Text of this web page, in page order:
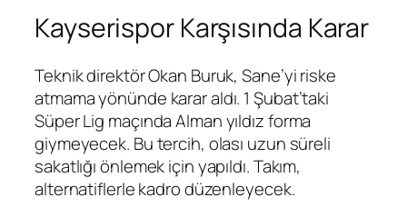
Kayserispor Karşısında Karar
Teknik direktör Okan Buruk, Sane’yi riske
atmama yönünde karar aldı. 1 Şubat’taki
Süper Lig maçında Alman yıldız forma
giymeyecek. Bu tercih, olası uzun süreli
sakatlığı önlemek için yapıldı. Takım,
alternatiflerle kadro düzenleyecek.